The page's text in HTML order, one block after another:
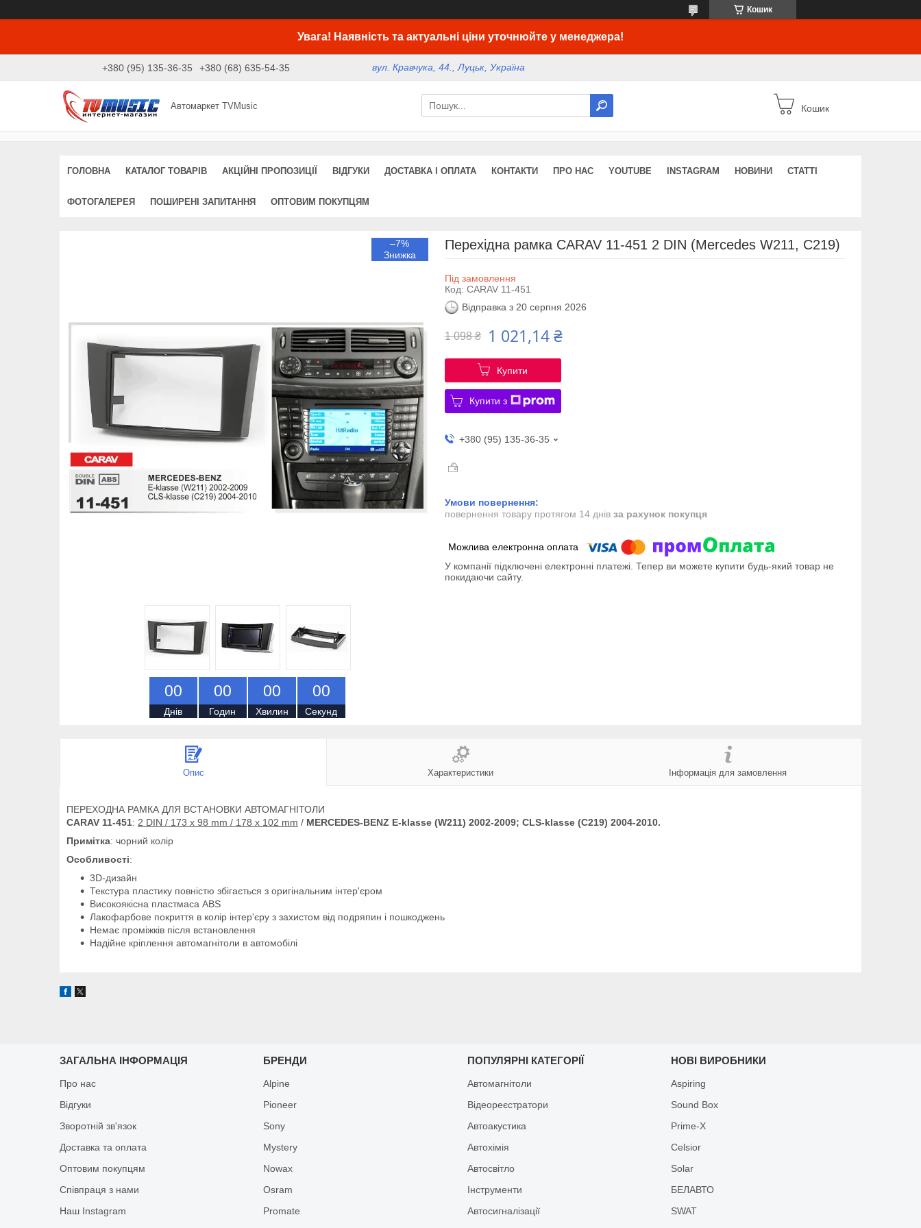
Кошик
Увага! Наявність та актуальні ціни уточнюйте у менеджера!
+380 (95) 135-36-35 +380 (68) 635-54-35 вул. Кравчука, 44., Луцьк, Україна
Автомаркет TVMusic Кошик
ГОЛОВНА КАТАЛОГ ТОВАРІВ АКЦІЙНІ ПРОПОЗИЦІЇ ВІДГУКИ ДОСТАВКА І ОПЛАТА КОНТАКТИ ПРО НАС YOUTUBE INSTAGRAM НОВИНИ СТАТТІ
ФОТОГАЛЕРЕЯ ПОШИРЕНІ ЗАПИТАННЯ ОПТОВИМ ПОКУПЦЯМ
–7%
00
Днів
00
Годин
00
Хвилин
00
Секунд
Перехідна рамка CARAV 11-451 2 DIN (Mercedes W211, C219)
Під замовлення
Код: CARAV 11-451
Відправка з 20 серпня 2026
1 098 ₴ 1 021,14 ₴
Купити
Купити з
+380 (95) 135-36-35
повернення товару протягом 14 днів за рахунок покупця
У компанії підключені електронні платежі. Тепер ви можете купити будь-який товар не
покидаючи сайту.
Опис Характеристики Інформація для замовлення
ПЕРЕХОДНА РАМКА ДЛЯ ВСТАНОВКИ АВТОМАГНІТОЛИ
CARAV 11-451: 2 DIN / 173 x 98 mm / 178 x 102 mm / MERCEDES-BENZ E-klasse (W211) 2002-2009; CLS-klasse (C219) 2004-2010.
Примітка: чорний колір
Особливості:
3D-дизайн
Текстура пластику повністю збігається з оригінальним інтер'єром
Високоякісна пластмаса ABS
Лакофарбове покриття в колір інтер'єру з захистом від подряпин і пошкоджень
Немає проміжків після встановлення
Надійне кріплення автомагнітоли в автомобілі
ЗАГАЛЬНА ІНФОРМАЦІЯ
Про нас
Відгуки
Зворотній зв'язок
Доставка та оплата
Оптовим покупцям
Співпраця з нами
Наш Instagram
БРЕНДИ
Alpine
Pioneer
Sony
Mystery
Nowax
Osram
Promate
ПОПУЛЯРНІ КАТЕГОРІЇ
Автомагнітоли
Відеореєстратори
Автоакустика
Автохімія
Автосвітло
Інструменти
Автосигналізації
НОВІ ВИРОБНИКИ
Aspiring
Sound Box
Prime-X
Celsior
Solar
БЕЛАВТО
SWAT